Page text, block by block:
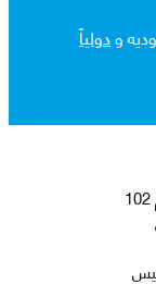
ودولياً